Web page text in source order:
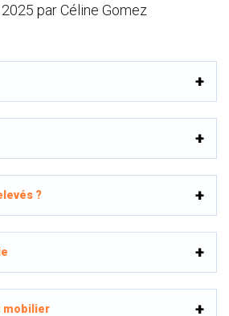
parCéline Gomez
?
mobilier